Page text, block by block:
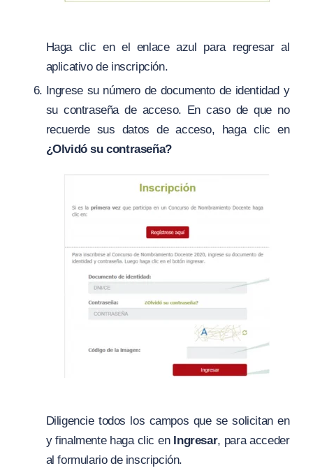
Haga clic en el enlace azul para regresar al
aplicativo de inscripción.
Ingrese su número de documento de identidad y
su contraseña de acceso. En caso de que no
recuerde sus datos de acceso, haga clic en
¿Olvidó su contraseña?
Diligencie todos los campos que se solicitan en
y finalmente haga clic en Ingresar, para acceder
al formulario de inscripción.